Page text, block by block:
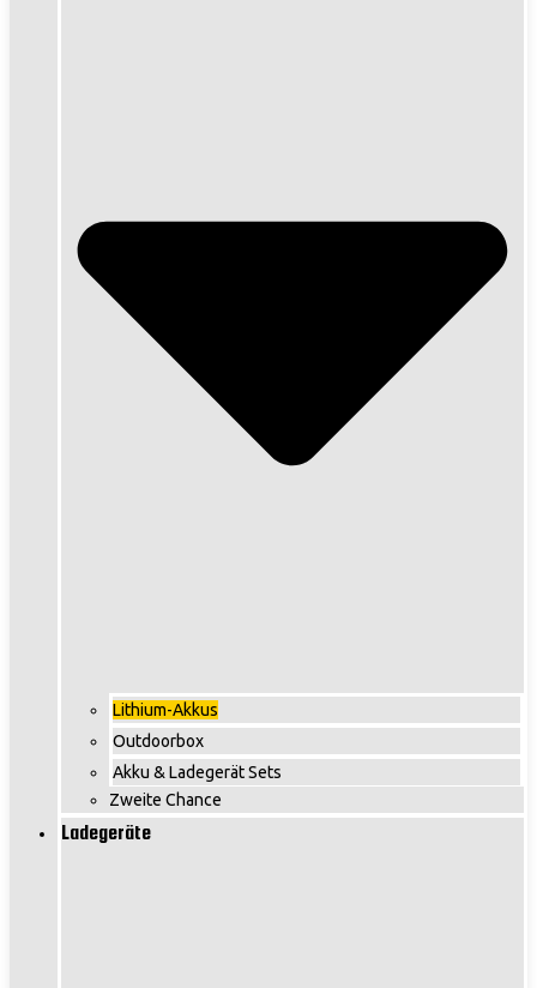
Lithium-Akkus
Outdoorbox
Akku & Ladegerät Sets
Zweite Chance
Ladegeräte